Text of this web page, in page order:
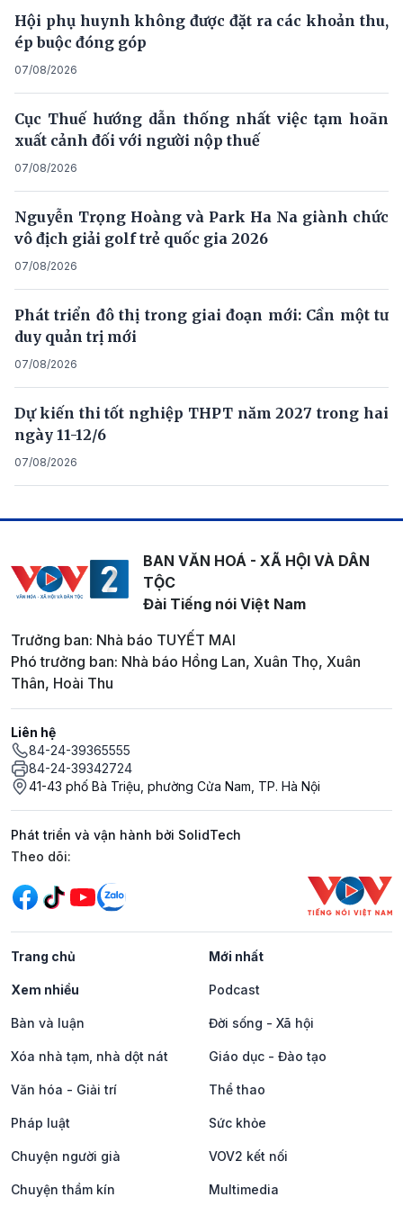
Hội phụ huynh không được đặt ra các khoản thu,
ép buộc đóng góp
07/08/2026
Cục Thuế hướng dẫn thống nhất việc tạm hoãn
xuất cảnh đối với người nộp thuế
07/08/2026
Nguyễn Trọng Hoàng và Park Ha Na giành chức
vô địch giải golf trẻ quốc gia 2026
07/08/2026
Phát triển đô thị trong giai đoạn mới: Cần một tư
duy quản trị mới
07/08/2026
Dự kiến thi tốt nghiệp THPT năm 2027 trong hai
ngày 11-12/6
07/08/2026
BAN VĂN HOÁ - XÃ HỘI VÀ DÂN
TỘC
Đài Tiếng nói Việt Nam
Trưởng ban: Nhà báo TUYẾT MAI
Phó trưởng ban: Nhà báo Hồng Lan, Xuân Thọ, Xuân
Thân, Hoài Thu
Liên hệ
84-24-39365555
84-24-39342724
41-43 phố Bà Triệu, phường Cửa Nam, TP. Hà Nội
Phát triển và vận hành bởi SolidTech
Mạng xã hội
Theo dõi:
Trang chủ Mới nhất
Xem nhiều Podcast
Bàn và luận Đời sống - Xã hội
Xóa nhà tạm, nhà dột nát Giáo dục - Đào tạo
Văn hóa - Giải trí Thể thao
Pháp luật Sức khỏe
Chuyện người già VOV2 kết nối
Chuyện thầm kín Multimedia